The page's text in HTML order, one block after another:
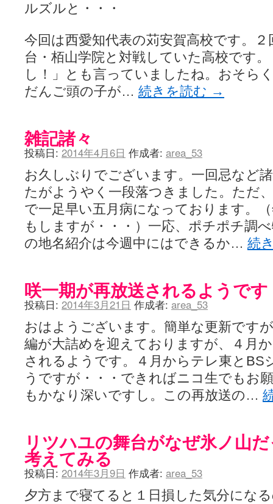
ルズルと・・・
今回は西愛知代表の苅安賀高校です。
台・栢山学院と対戦していた高校です
し！」とも言っていましたね。おそら
だんご頭の子が… 続きを読む →
雑記諸々
投稿日: 2014年4月6日 作成者: area_53
お久しぶりでございます。一回忌など
たがようやく一段落つきました。ただ
で一足早い五月病になっております。
もしますが・・・）一応、ポチポチ調
の地名紹介は今週中にはできるか… 続
咲一期が再放送されるようです
投稿日: 2014年3月21日 作成者: area_53
おはようございます。簡単な更新です
編が大詰めを迎えておりますが、４月
されるようです。４月からテレ東とBS
うですが・・・できればニコ生でもお
もかなり深いですし。この再放送の…
リツハユの舞台がなぜ氷ノ山
考えてみる
投稿日: 2014年3月9日 作成者: area_53
夕方まで寝てると１日損した気分にな